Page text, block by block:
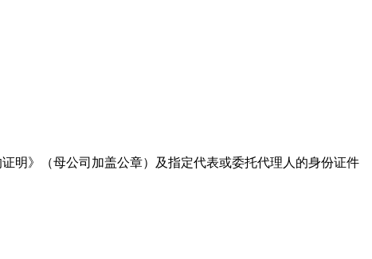
明》（母公司加盖公章）及指定代表或委托代理人的身份证件